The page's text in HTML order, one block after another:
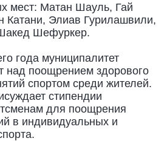
мест: Матан Шауль, Гай
Катани, Элиав Гурилашвили,
Шефуркер.
года муниципалитет
над поощрением здорового
спортом среди жителей.
стипендии
для поощрения
в индивидуальных и